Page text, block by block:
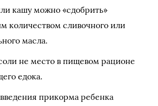
кашу можно «сдобрить»
количеством сливочного или
масла.
не место в пищевом рационе
едока.
прикорма ребенка